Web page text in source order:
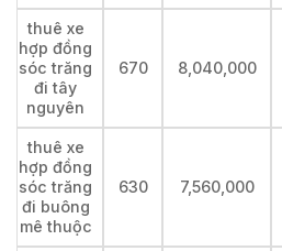
thuê xe
hợp đồng
sóc trăng
đi tây
nguyên
670 8,040,000
thuê xe
hợp đồng
sóc trăng
đi buông
mê thuộc
630 7,560,000